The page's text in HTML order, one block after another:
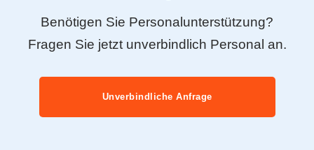
Benötigen Sie Personalunterstützung?
Fragen Sie jetzt unverbindlich Personal an.
Unverbindliche Anfrage